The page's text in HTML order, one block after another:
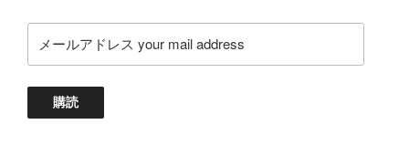
ー
ド
購読